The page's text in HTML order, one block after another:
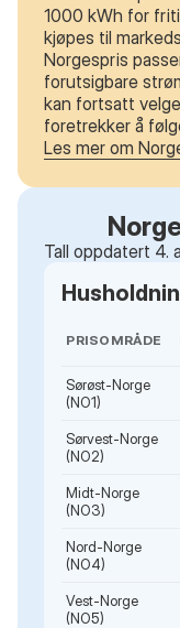
1000 kWh for
kjøpes til
Norgespris
forutsigbare
kan fortsatt
foretrekker å
Les mer om
Tall oppdatert 4.
PRISOMRÅDE
Sørøst-Norge
(NO1)
Sørvest-Norge
(NO2)
Midt-Norge
(NO3)
Nord-Norge
(NO4)
Vest-Norge
(NO5)